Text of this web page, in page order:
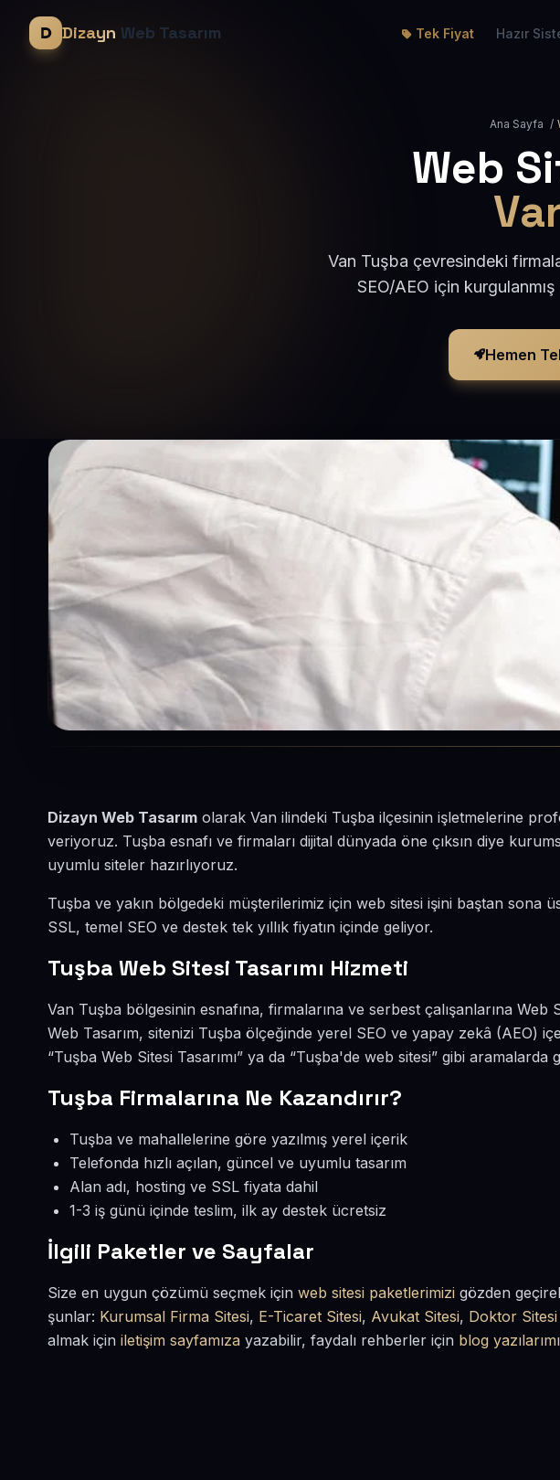
Dizayn Web Tasarım Tek Fiyat Hazır
Ana Sayfa /
Web
Van Tuşba çevresindeki
SEO/AEO için kurgulanmış
Hemen
Dizayn Web Tasarım olarak Van ilindeki Tuşba ilçesinin işletmelerine
veriyoruz. Tuşba esnafı ve firmaları dijital dünyada öne çıksın diye
uyumlu siteler hazırlıyoruz.
Tuşba ve yakın bölgedeki müşterilerimiz için web sitesi işini baştan sona
SSL, temel SEO ve destek tek yıllık fiyatın içinde geliyor.
Tuşba Web Sitesi Tasarımı Hizmeti
Van Tuşba bölgesinin esnafına, firmalarına ve serbest çalışanlarına Web
Web Tasarım, sitenizi Tuşba ölçeğinde yerel SEO ve yapay zekâ (AEO)
“Tuşba Web Sitesi Tasarımı” ya da “Tuşba'de web sitesi” gibi
Tuşba Firmalarına Ne Kazandırır?
Tuşba ve mahallelerine göre yazılmış yerel içerik
Telefonda hızlı açılan, güncel ve uyumlu tasarım
Alan adı, hosting ve SSL fiyata dahil
1-3 iş günü içinde teslim, ilk ay destek ücretsiz
İlgili Paketler ve Sayfalar
Size en uygun çözümü seçmek için web sitesi paketlerimizi gözden
şunlar: Kurumsal Firma Sitesi, E-Ticaret Sitesi, Avukat Sitesi, Doktor Sitesi
almak için iletişim sayfamıza yazabilir, faydalı rehberler için blog